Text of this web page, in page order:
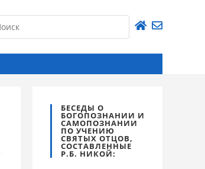
БЕСЕДЫ О
БОГОПОЗНАНИИ И
САМОПОЗНАНИИ
ПО УЧЕНИЮ
СВЯТЫХ ОТЦОВ,
СОСТАВЛЕННЫЕ
Р.Б. НИКОЙ: